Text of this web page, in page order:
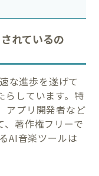
れているの
な進歩を遂げて
らしています。特
アプリ開発者など
、著作権フリーで
AI音楽ツールは